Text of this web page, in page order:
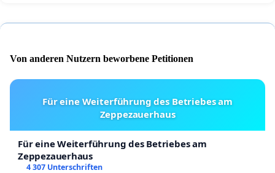
Von anderen Nutzern beworbene Petitionen
Für eine Weiterführung des Betriebes am
Zeppezauerhaus
Für eine Weiterführung des Betriebes am
Zeppezauerhaus
4 307 Unterschriften